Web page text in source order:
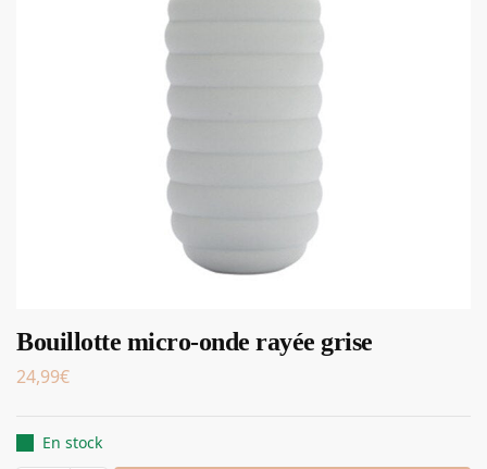
Bouillotte micro-onde rayée grise
24,99€
En stock